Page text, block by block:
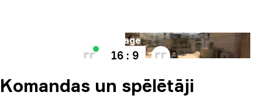
Mirage
16 : 9
Komandas un spēlētāji